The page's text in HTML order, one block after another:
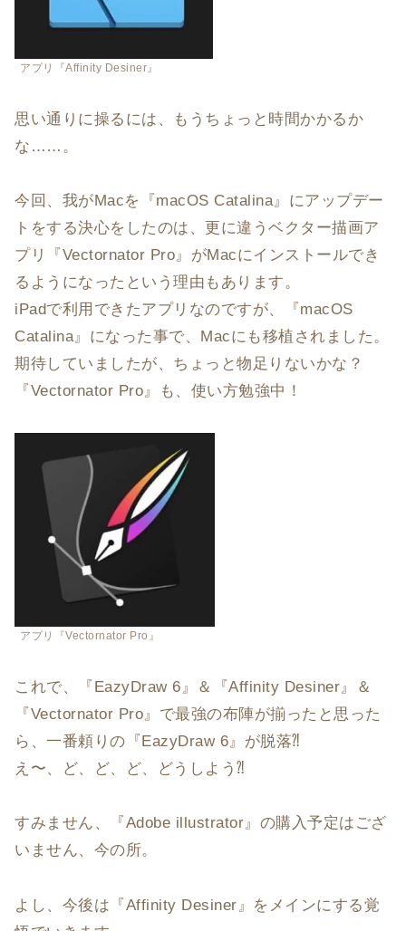
アプリ『Affinity Desiner』
思い通りに操るには、もうちょっと時間かかるか
な……。
今回、我がMacを『macOS Catalina』にアップデー
トをする決心をしたのは、更に違うベクター描画ア
プリ『Vectornator Pro』がMacにインストールでき
るようになったという理由もあります。
iPadで利用できたアプリなのですが、『macOS
Catalina』になった事で、Macにも移植されました。
期待していましたが、ちょっと物足りないかな？
『Vectornator Pro』も、使い方勉強中！
アプリ『Vectornator Pro』
これで、『EazyDraw 6』＆『Affinity Desiner』＆
『Vectornator Pro』で最強の布陣が揃ったと思った
ら、一番頼りの『EazyDraw 6』が脱落⁈
え〜、ど、ど、ど、どうしよう⁈
すみません、『Adobe illustrator』の購入予定はござ
いません、今の所。
よし、今後は『Affinity Desiner』をメインにする覚